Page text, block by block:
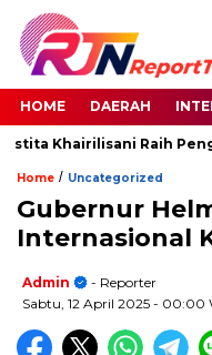
HOME DAERAH
Khairilisani Raih
Home / Uncategorized
Gubernur
Internasional
Admin
- Reporter
Sabtu, 12 April 2025 - 00:00